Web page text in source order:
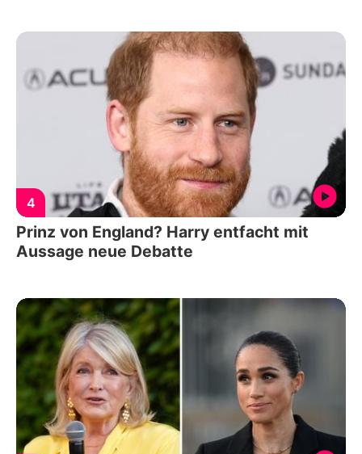
4
Prinz von England? Harry entfacht mit
Aussage neue Debatte